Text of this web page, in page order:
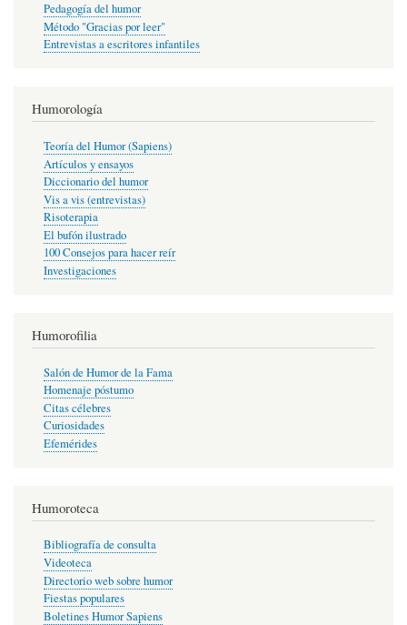
Pedagogía del humor
Método "Gracias por leer"
Entrevistas a escritores infantiles
Humorología
Teoría del Humor (Sapiens)
Artículos y ensayos
Diccionario del humor
Vis a vis (entrevistas)
Risoterapia
El bufón ilustrado
100 Consejos para hacer reír
Investigaciones
Humorofilia
Salón de Humor de la Fama
Homenaje póstumo
Citas célebres
Curiosidades
Efemérides
Humoroteca
Bibliografía de consulta
Videoteca
Directorio web sobre humor
Fiestas populares
Boletines Humor Sapiens